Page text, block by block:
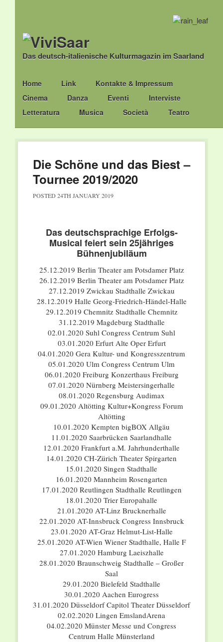
Das deutsch-italienische Kulturmagazin im Saarland
Main menu
Skip
to
content
Home Link
Kontakte & Impressum
Cinema
Danza Eventi
Interviste
Letteratura
Musica Società Teatro
Die Schöne und das Biest –
Tournee 2019/2020
POSTED 24TH JANUARY 2019
Das deutschsprachige Erfolgs-
Musical feiert sein 25jähriges
Bühnenjubiläum
25.12.2019 Berlin Theater am Potsdamer Platz
26.12.2019 Berlin Theater am Potsdamer Platz
27.12.2019 Zwickau Stadthalle Zwickau
28.12.2019 Halle Georg-Friedrich-Händel-Halle
29.12.2019 Chemnitz Stadthalle Chemnitz
31.12.2019 Magdeburg Stadthalle
02.01.2020 Suhl Congress Centrum Suhl
03.01.2020 Erfurt Alte Oper Erfurt
04.01.2020 Gera Kultur- und Kongresszentrum
05.01.2020 Ulm Congress Centrum Ulm
06.01.2020 Freiburg Konzerthaus Freiburg
07.01.2020 Nürnberg Meistersingerhalle
08.01.2020 Regensburg Audimax
09.01.2020 Altötting Kultur+Kongress Forum
Altötting
10.01.2020 Kempten bigBOX Allgäu
11.01.2020 Saarbrücken Saarlandhalle
12.01.2020 Frankfurt a.M. Jahrhunderthalle
14.01.2020 CH-Zürich Theater Spirgarten
15.01.2020 Singen Stadthalle
16.01.2020 Mannheim Rosengarten
17.01.2020 Reutlingen Stadthalle Reutlingen
18.01.2020 Trier Europahalle
21.01.2020 AT-Linz Brucknerhalle
22.01.2020 AT-Innsbruck Congress Innsbruck
23.01.2020 AT-Graz Helmut-List-Halle
25.01.2020 AT-Wien Wiener Stadthalle, Halle F
27.01.2020 Hamburg Laeiszhalle
28.01.2020 Braunschweig Stadthalle – Großer
Saal
29.01.2020 Bielefeld Stadthalle
30.01.2020 Aachen Eurogress
31.01.2020 Düsseldorf Capitol Theater Düsseldorf
02.02.2020 Lingen EmslandArena
04.02.2020 Münster Messe und Congress
Centrum Halle Münsterland